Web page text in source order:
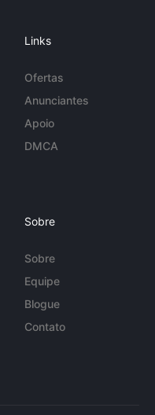
Links
Ofertas
Anunciantes
Apoio
DMCA
Sobre
Sobre
Equipe
Blogue
Contato